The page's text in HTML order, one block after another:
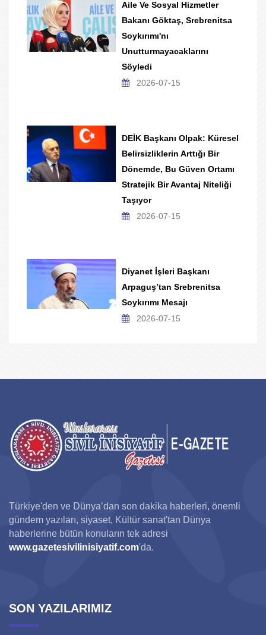
Aile Ve Sosyal Hizmetler
Bakanı Göktaş, Srebrenitsa
Soykırımı'nı
Unutturmayacaklarını
Söyledi
2026-07-15
DEİK Başkanı Olpak: Küresel
Belirsizliklerin Arttığı Bir
Dönemde, Bu Güven Ortamı
Stratejik Bir Avantaj Niteliği
Taşıyor
2026-07-15
Diyanet İşleri Başkanı
Arpaguş’tan Srebrenitsa
Soykırımı Mesajı
2026-07-15
Türkiye'den ve Dünya’dan son dakika haberleri, önemli
gündem yazıları, siyaset, Kültür sanat'tan Dünya
haberlerine bütün konuların tek adresi
www.gazetesivilinisiyatif.com'da.
SON YAZILARIMIZ